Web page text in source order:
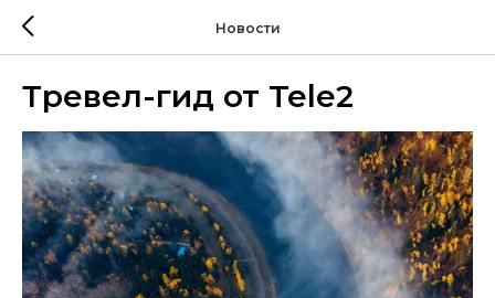
Новости
Тревел-гид от Tele2